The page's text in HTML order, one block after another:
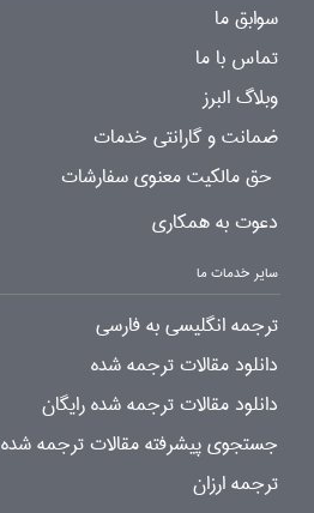
سوابق ما
تماس با ما
وبلاگ البرز
ضمانت و گارانتی خدمات
حق مالکیت معنوی سفارشات
دعوت به همکاری
سایر خدمات ما
ترجمه انگلیسی به فارسی
دانلود مقالات ترجمه شده
دانلود مقالات ترجمه شده رایگان
جستجوی پیشرفته مقالات ترجمه شده
ترجمه ارزان